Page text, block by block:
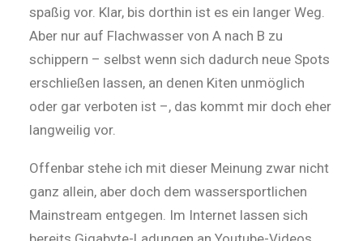
spaßig vor. Klar, bis dorthin ist es ein langer Weg.
Aber nur auf ­Flachwasser von A nach B zu
schippern – selbst wenn sich dadurch neue Spots
erschließen las­sen, an denen Kiten unmöglich
oder gar verboten ist –, das kommt mir doch eher
langweilig vor.
Offenbar stehe ich mit dieser Meinung zwar nicht
ganz allein, aber doch dem wassersportlichen
Mainstream entgegen. Im Internet lassen sich